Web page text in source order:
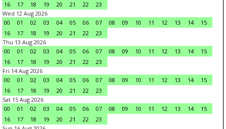
16
17 18 19 20 21 22
23
Wed 12 Aug 2026
00
01 02 03 04 05 06 07 08 09 10 11 12 13 14
15
16
17 18 19 20 21 22
23
Thu 13 Aug 2026
00
01 02 03 04 05 06 07 08 09 10 11 12 13 14
15
16
17 18 19 20 21 22
23
Fri 14 Aug 2026
00
01 02 03 04 05 06 07 08 09 10 11 12 13 14
15
16
17 18 19 20 21 22
23
Sat 15 Aug 2026
00
01 02 03 04 05 06 07 08 09 10 11 12 13 14
15
16
17 18 19 20 21 22
23